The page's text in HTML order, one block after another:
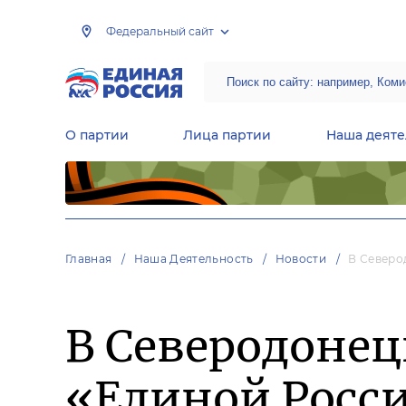
Федеральный сайт
О партии Лица партии Наша
Главная Наша Деятельность Новости В
В